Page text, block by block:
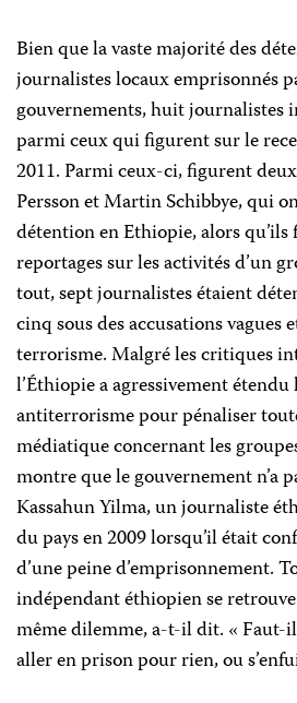
Bien que la vaste majorité des
journalistes locaux emprisonnés
gouvernements, huit journalistes
parmi ceux qui figurent sur le
2011. Parmi ceux-ci, figurent
Persson et Martin Schibbye, qui
détention en Ethiopie, alors qu’ils
reportages sur les activités d’un
tout, sept journalistes étaient
cinq sous des accusations vagues
terrorisme. Malgré les critiques
l’Éthiopie a agressivement
antiterrorisme pour pénaliser
médiatique concernant les
montre que le gouvernement n’a
Kassahun Yilma, un journaliste
du pays en 2009 lorsqu’il était
d’une peine d’emprisonnement.
indépendant éthiopien se
même dilemme, a-t-il dit. « Faut-
aller en prison pour rien, ou